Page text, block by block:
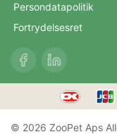
Persondatapolitik
Fortrydelsesret
© 2026 ZooPet Aps